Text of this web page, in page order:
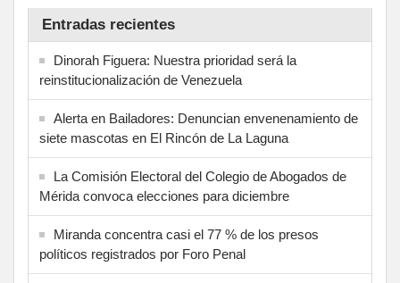
Entradas recientes
Dinorah Figuera: Nuestra prioridad será la
reinstitucionalización de Venezuela
Alerta en Bailadores: Denuncian envenenamiento de
siete mascotas en El Rincón de La Laguna
La Comisión Electoral del Colegio de Abogados de
Mérida convoca elecciones para diciembre
Miranda concentra casi el 77 % de los presos
políticos registrados por Foro Penal